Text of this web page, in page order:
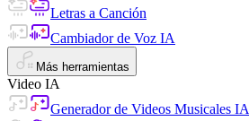
Letras a Canción
Cambiador de Voz IA
Más herramientas
Video IA
Generador de Videos Musicales IA